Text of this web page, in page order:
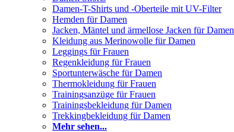
Damen-T-Shirts und -Oberteile mit UV-Filter
Hemden für Damen
Jacken, Mäntel und ärmellose Jacken für Damen
Kleidung aus Merinowolle für Damen
Leggings für Frauen
Regenkleidung für Frauen
Sportunterwäsche für Damen
Thermokleidung für Frauen
Trainingsanzüge für Frauen
Trainingsbekleidung für Damen
Trekkingbekleidung für Damen
Mehr sehen...